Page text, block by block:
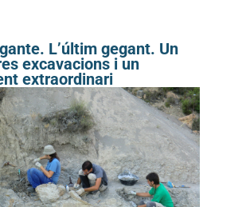
L’últim gegant. Un
excavacions i un
extraordinari